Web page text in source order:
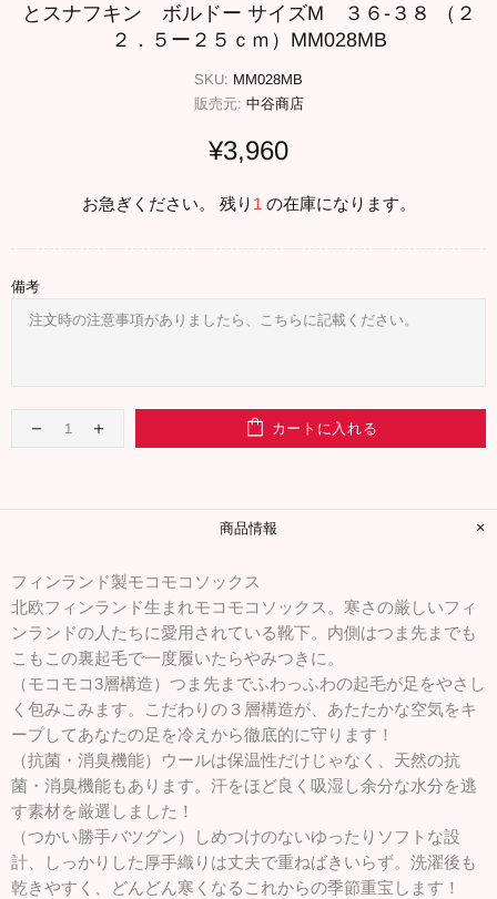
とスナフキン ボルドー サイズM ３６-３８ （２
２．５ー２５ｃｍ）MM028MB
SKU: MM028MB
販売元: 中谷商店
¥3,960
お急ぎください。 残り 1の在庫になります。
備考
カートに入れる
商品情報
フィンランド製モコモコソックス
北欧フィンランド生まれモコモコソックス。寒さの厳しいフィ
ンランドの人たちに愛用されている靴下。内側はつま先までも
こもこの裏起毛で一度履いたらやみつきに。
（モコモコ3層構造）つま先までふわっふわの起毛が足をやさし
く包みこみます。こだわりの３層構造が、あたたかな空気をキ
ープしてあなたの足を冷えから徹底的に守ります！
（抗菌・消臭機能）ウールは保温性だけじゃなく、天然の抗
菌・消臭機能もあります。汗をほど良く吸湿し余分な水分を逃
す素材を厳選しました！
（つかい勝手バツグン）しめつけのないゆったりソフトな設
計、しっかりした厚手織りは丈夫で重ねばきいらず。洗濯後も
乾きやすく、どんどん寒くなるこれからの季節重宝します！